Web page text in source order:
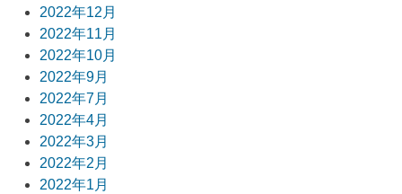
2022年12月
2022年11月
2022年10月
2022年9月
2022年7月
2022年4月
2022年3月
2022年2月
2022年1月